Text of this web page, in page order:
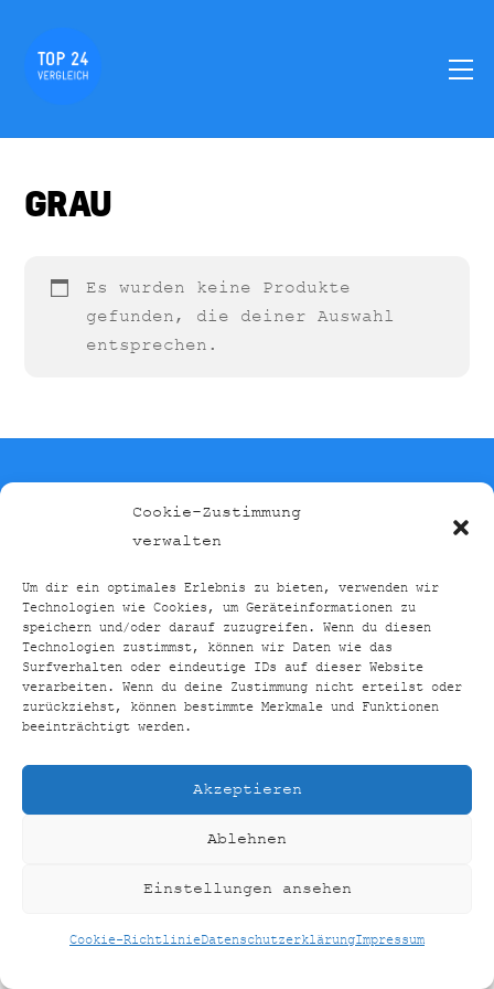
Cookie-Zustimmung
verwalten
Um dir ein optimales Erlebnis zu bieten, verwenden wir
Technologien wie Cookies, um Geräteinformationen zu
speichern und/oder darauf zuzugreifen. Wenn du diesen
Technologien zustimmst, können wir Daten wie das
Surfverhalten oder eindeutige IDs auf dieser Website
verarbeiten. Wenn du deine Zustimmung nicht erteilst oder
zurückziehst, können bestimmte Merkmale und Funktionen
beeinträchtigt werden.
Akzeptieren
Ablehnen
Einstellungen ansehen
Cookie-RichtlinieDatenschutzerklärungImpressum
content
GRAU
Es wurden keine Produkte
gefunden, die deiner Auswahl
entsprechen.
TOP24VERGLEICH
HOME SHOP KONTAKT
IMPRESSUM
DATENSCHUTZERKLÄRUNG
COOKIE-RICHTLINIE (EU)
©TOP24VERGLEICH